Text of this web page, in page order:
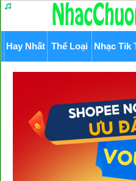
Hay Nhất Thể Loại Nhạc Tik